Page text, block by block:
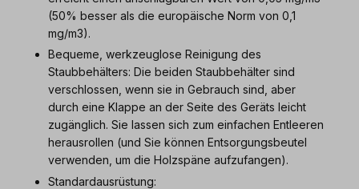
(50% besser als die europäische Norm von 0,1
mg/m3).
Bequeme, werkzeuglose Reinigung des
Staubbehälters: Die beiden Staubbehälter sind
verschlossen, wenn sie in Gebrauch sind, aber
durch eine Klappe an der Seite des Geräts leicht
zugänglich. Sie lassen sich zum einfachen Entleeren
herausrollen (und Sie können Entsorgungsbeutel
verwenden, um die Holzspäne aufzufangen).
Standardausrüstung: